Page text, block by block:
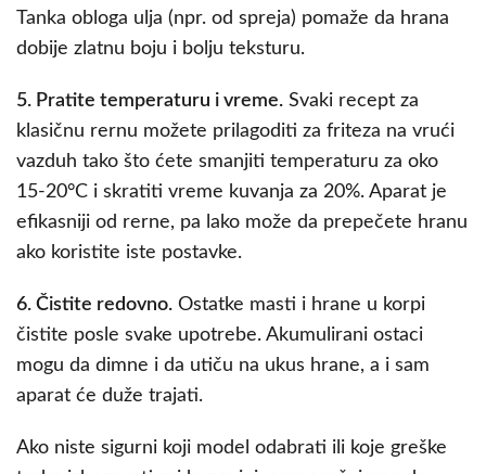
Tanka obloga ulja (npr. od spreja) pomaže da hrana
dobije zlatnu boju i bolju teksturu.
5. Pratite temperaturu i vreme. Svaki recept za
klasičnu rernu možete prilagoditi za friteza na vrući
vazduh tako što ćete smanjiti temperaturu za oko
15-20°C i skratiti vreme kuvanja za 20%. Aparat je
efikasniji od rerne, pa lako može da prepečete hranu
ako koristite iste postavke.
6. Čistite redovno. Ostatke masti i hrane u korpi
čistite posle svake upotrebe. Akumulirani ostaci
mogu da dimne i da utiču na ukus hrane, a i sam
aparat će duže trajati.
Ako niste sigurni koji model odabrati ili koje greške